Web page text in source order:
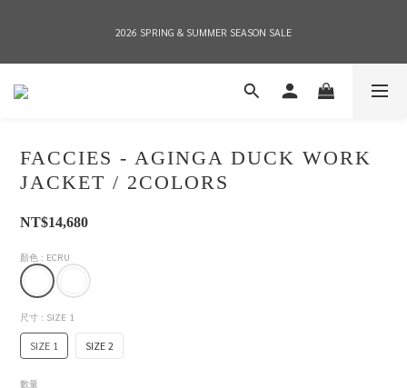
2026 SPRING & SUMMER SEASON SALE
2026 SPRING & SUMMER SEASON SALE
全店消費滿NT$8,000 享有7-11店到店免運費，NT$10,000店到店與宅配到府免運費
2026 SPRING & SUMMER SEASON SALE
FACCIES - AGINGA DUCK WORK
JACKET / 2COLORS
NT$14,680
顏色 : ECRU
尺寸 : SIZE 1
SIZE 1 SIZE 2
數量